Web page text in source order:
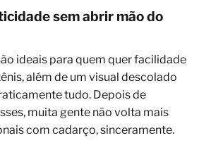
sem abrir mão do
ideais para quem quer facilidade
além de um visual descolado
tudo. Depois de
muita gente não volta mais
com cadarço, sinceramente.